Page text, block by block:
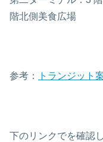
階北側美食広場
参考： トランジット
下のリンクでを確認